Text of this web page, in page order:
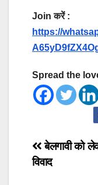
Join करें :
https://
Spread the
Post
बेलगावी को
विवाद